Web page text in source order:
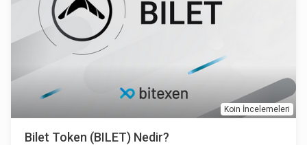
Koin İncelemeleri
Bilet Token (BILET) Nedir?